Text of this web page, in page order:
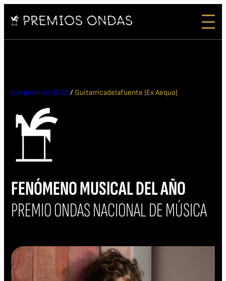
Los premios 2025 / Guitarricadelafuente (Ex Aequo)
FENÓMENO MUSICAL DEL AÑO
PREMIO ONDAS NACIONAL DE MÚSICA